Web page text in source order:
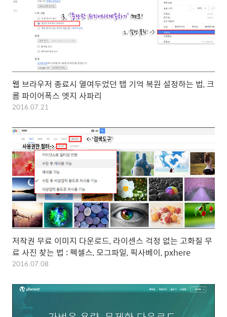
웹 브라우저 종료시 열여두었던 탭 기억 복원 설정하는 법, 크
롬 파이어폭스 엣지 사파리
2016.07.21
저작권 무료 이미지 다운로드, 라이센스 걱정 없는 고화질 무
료 사진 찾는 법 : 펙셀스, 모그파일, 픽사베이, pxhere
2016.07.08